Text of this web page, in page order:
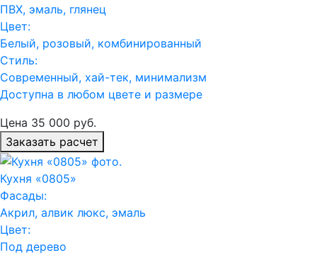
ПВХ, эмаль, глянец
Цвет:
Белый, розовый, комбинированный
Стиль:
Современный, хай-тек, минимализм
Доступна в любом цвете и размере
Цена 35 000 руб.
Заказать расчет
Кухня «0805»
Фасады:
Акрил, алвик люкс, эмаль
Цвет:
Под дерево